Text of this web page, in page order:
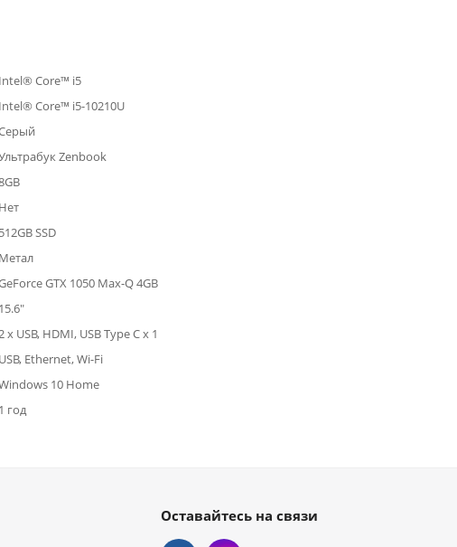
Intel® Core™ i5
Intel® Core™ i5-10210U
Zenbook
Нет
512GB SSD
Метал
GTX 1050 Max-Q 4GB
15.6"
x USB, HDMI, USB Type C x 1
USB, Ethernet, Wi-Fi
10 Home
1 год
Оставайтесь на связи